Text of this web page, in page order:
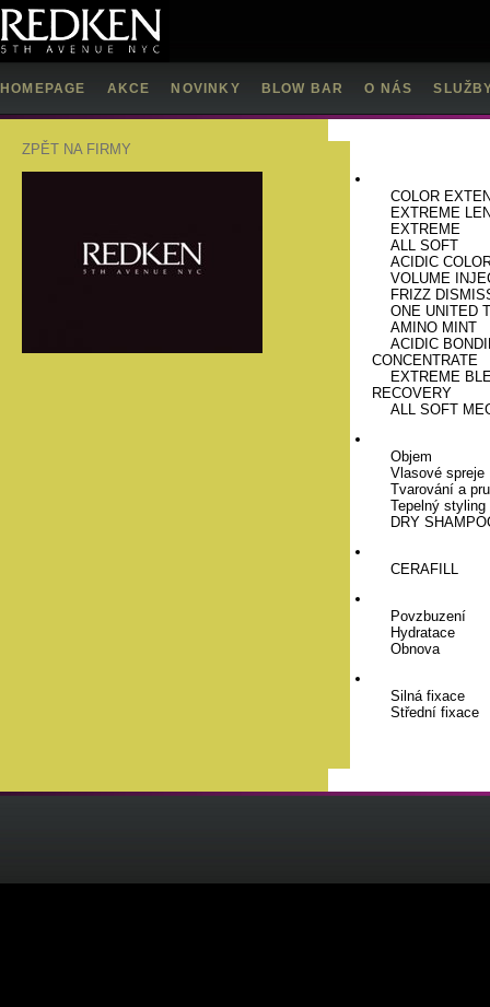
HOMEPAGE AKCE NOVINKY BLOW BAR O NÁS
ZPĚT NA FIRMY
COLOR
EXTREME
EXTREME
ALL SOFT
ACIDIC
VOLUME
FRIZZ
ONE UNITED
AMINO MINT
ACIDIC
CONCENTRATE
EXTREME
RECOVERY
ALL SOFT
Objem
Vlasové spreje
Tvarování a
Tepelný styling
DRY
CERAFILL
Povzbuzení
Hydratace
Obnova
Silná fixace
Střední fixace